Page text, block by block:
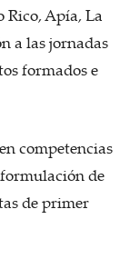
Rico, Apía, La
a las jornadas
formados e
competencias
de
de primer